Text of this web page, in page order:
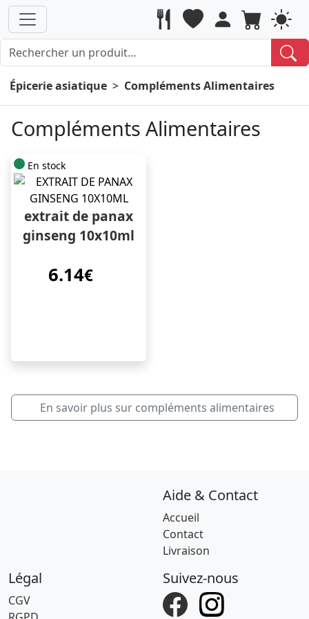
Épicerie asiatique Compléments Alimentaires
Compléments Alimentaires
En stock
extrait de panax
ginseng 10x10ml
6.14€
En savoir plus sur compléments alimentaires
Aide & Contact
Accueil
Contact
Livraison
Légal
CGV
Suivez-nous